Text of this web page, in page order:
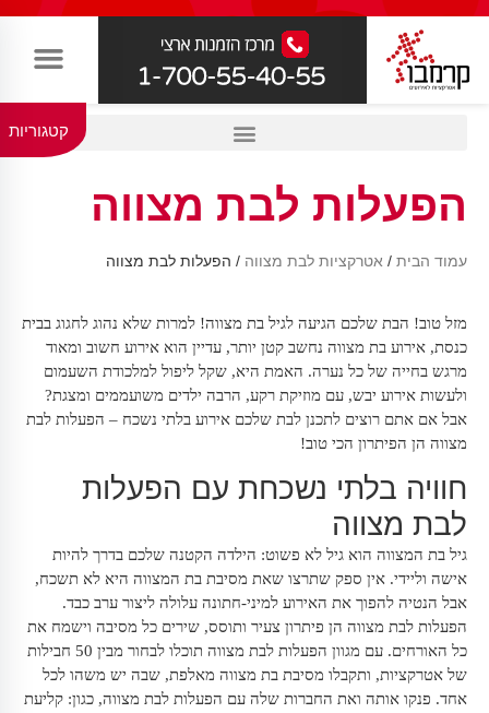
קטגוריות
הפעלות לבת מצווה
עמוד הבית / אטרקציות לבת מצווה / הפעלות לבת מצווה
מזל טוב! הבת שלכם הגיעה לגיל בת מצווה! למרות שלא נהוג לחגוג בבית
כנסת, אירוע בת מצווה נחשב קטן יותר, עדיין הוא אירוע חשוב ומאוד
מרגש בחייה של כל נערה. האמת היא, שקל ליפול למלכודת השעמום
ולעשות אירוע יבש, עם מוזיקת רקע, הרבה ילדים משועממים ומצגת?
אבל אם אתם רוצים לתכנן לבת שלכם אירוע בלתי נשכח – הפעלות לבת
מצווה הן הפיתרון הכי טוב!
חוויה בלתי נשכחת עם הפעלות
לבת מצווה
גיל בת המצווה הוא גיל לא פשוט: הילדה הקטנה שלכם בדרך להיות
אישה וליידי. אין ספק שתרצו שאת מסיבת בת המצווה היא לא תשכח,
אבל הנטיה להפוך את האירוע למיני-חתונה עלולה ליצור ערב כבד.
הפעלות לבת מצווה הן פיתרון צעיר ותוסס, שירים כל מסיבה וישמח את
כל האורחים. עם מגוון הפעלות לבת מצווה תוכלו לבחור מבין 50 חבילות
של אטרקציות, ותקבלו מסיבת בת מצווה מאלפת, שבה יש משהו לכל
אחד. פנקו אותה ואת החברות שלה עם הפעלות לבת מצווה, כגון: קליעת